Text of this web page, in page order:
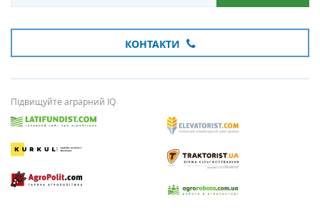
КОНТАКТИ
Підвищуйте аграрний IQ